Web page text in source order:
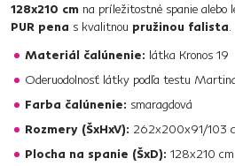
128x210 cm na príležitostné spanie alebo
PUR pena s kvalitnou pružinou falista.
Materiál čalúnenie: látka Kronos 19
Oderuodolnosť látky podľa testu
Farba čalúnenie: smaragdová
Rozmery (ŠxHxV): 262x200x91/103
Plocha na spanie (ŠxD): 128x210 cm